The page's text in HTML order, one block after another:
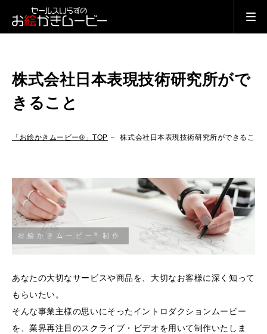
株式会社日本表現技術研究所がで
きること
「お絵かきムービー®」TOP 株式会社日本表現技術研究所ができること
あなたの大切なサービスや商品を、大切なお客様に深く知って
もらいたい。
そんな事業主様の思いにそったイントロダクションムービー
を、業界再注目のスクライブ・ビデオを用いて制作いたしま